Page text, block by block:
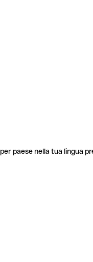
paese nella tua lingua